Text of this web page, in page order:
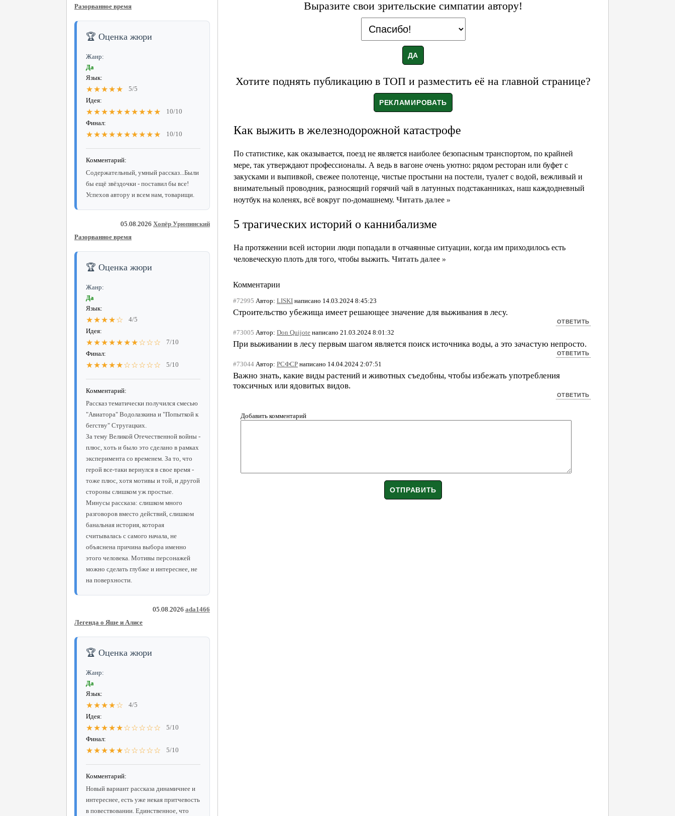
Разорванное время
🏆 Оценка жюри
Жанр:
Да
Язык:
★★★★★
5/5
Идея:
★★★★★★★★★★
10/10
Финал:
★★★★★★★★★★ 10/10
Комментарий:
Содержательный, умный рассказ...Были
бы ещё звёздочки - поставил бы все!
Успехов автору и всем нам, товарищи.
05.08.2026 Хопёр Урюпинский
Разорванное время
🏆 Оценка жюри
Жанр:
Да
Язык:
★★★★☆
4/5
Идея:
★★★★★★★☆☆☆
7/10
Финал:
★★★★★☆☆☆☆☆ 5/10
Комментарий:
Рассказ тематически получился смесью
"Авиатора" Водолазкина и "Попыткой к
бегству" Стругацких.
За тему Великой Отечественной войны -
плюс, хоть и было это сделано в рамках
эксперимента со временем. За то, что
герой все-таки вернулся в свое время -
тоже плюс, хотя мотивы и той, и другой
стороны слишком уж простые.
Минусы рассказа: слишком много
разговоров вместо действий, слишком
банальная история, которая
считывалась с самого начала, не
объяснена причина выбора именно
этого человека. Мотивы персонажей
можно сделать глубже и интереснее, не
на поверхности.
05.08.2026 ada1466
Легенда о Яше и Алисе
🏆 Оценка жюри
Жанр:
Да
Язык:
★★★★☆
4/5
Идея:
★★★★★☆☆☆☆☆
5/10
Финал:
★★★★★☆☆☆☆☆ 5/10
Комментарий:
Новый вариант рассказа динамичнее и
интереснее, есть уже некая притчевость
в повествовании. Единственное, что
Выразите свои зрительские симпатии автору!
Хотите поднять публикацию в ТОП и разместить её на главной странице?
Как выжить в железнодорожной катастрофе
По статистике, как оказывается, поезд не является наиболее безопасным транспортом, по крайней
мере, так утверждают профессионалы. А ведь в вагоне очень уютно: рядом ресторан или буфет с
закусками и выпивкой, свежее полотенце, чистые простыни на постели, туалет с водой, вежливый и
внимательный проводник, разносящий горячий чай в латунных подстаканниках, наш каждодневный
ноутбук на коленях, всё вокруг по-домашнему. Читать далее »
5 трагических историй о каннибализме
На протяжении всей истории люди попадали в отчаянные ситуации, когда им приходилось есть
человеческую плоть для того, чтобы выжить. Читать далее »
Комментарии
#72995 Автор: LISKI написано 14.03.2024 8:45:23
Строительство убежища имеет решающее значение для выживания в лесу.
#73005 Автор: Don Quijote написано 21.03.2024 8:01:32
При выживании в лесу первым шагом является поиск источника воды, а это зачастую непросто.
#73044 Автор: РСФСР написано 14.04.2024 2:07:51
Важно знать, какие виды растений и животных съедобны, чтобы избежать употребления
токсичных или ядовитых видов.
Добавить комментарий